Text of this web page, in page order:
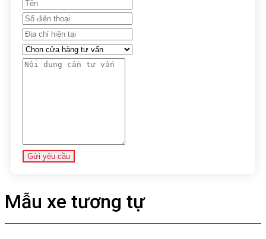
Gửi yêu cầu
Mẫu xe tương tự